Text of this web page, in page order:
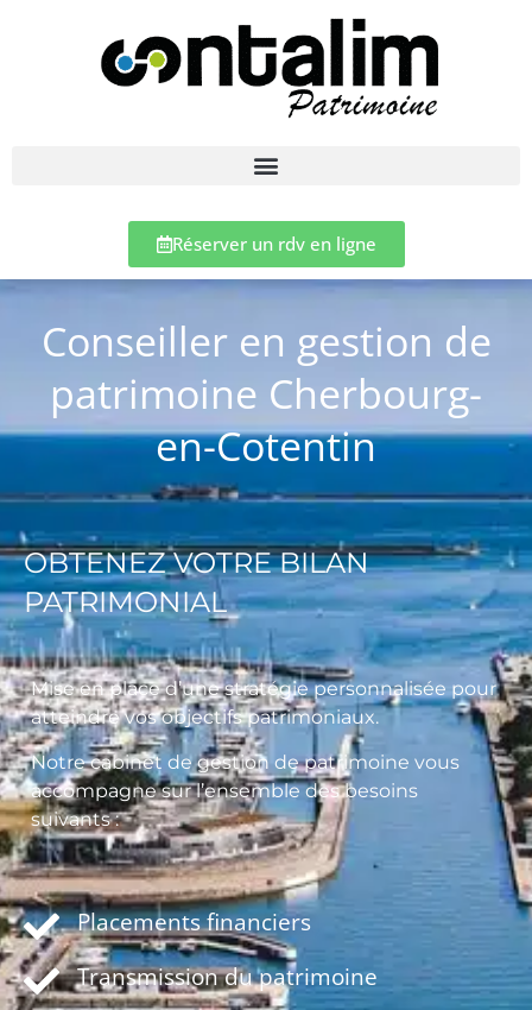
Réserver un rdv en ligne
Conseiller en gestion de
patrimoine Cherbourg-
en-Cotentin
OBTENEZ VOTRE BILAN
PATRIMONIAL
Mise en place d’une stratégie personnalisée pour
atteindre vos objectifs patrimoniaux.
Notre cabinet de gestion de patrimoine vous
accompagne sur l’ensemble des besoins
suivants :
Placements financiers
Transmission du patrimoine